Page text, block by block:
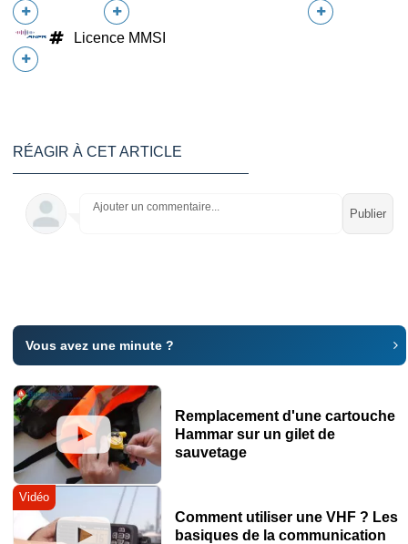
Licence MMSI
RÉAGIR À CET ARTICLE
Ajouter un commentaire...
Vous avez une minute ?
Remplacement d'une cartouche
Hammar sur un gilet de
sauvetage
Vidéo
Comment utiliser une VHF ? Les
basiques de la communication